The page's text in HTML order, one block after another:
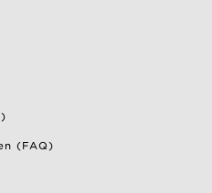
(FAQ)